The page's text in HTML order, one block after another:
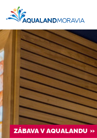
ZÁBAVA V AQUALANDU